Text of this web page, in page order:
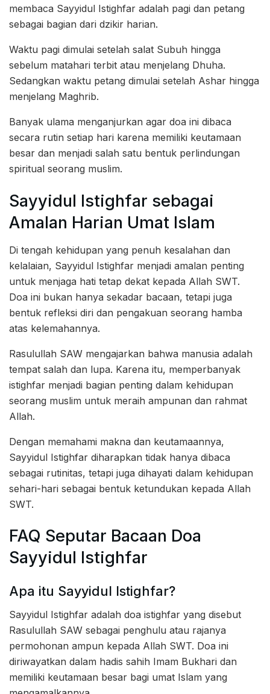
membaca Sayyidul Istighfar adalah pagi dan petang
sebagai bagian dari dzikir harian.
Waktu pagi dimulai setelah salat Subuh hingga
sebelum matahari terbit atau menjelang Dhuha.
Sedangkan waktu petang dimulai setelah Ashar hingga
menjelang Maghrib.
Banyak ulama menganjurkan agar doa ini dibaca
secara rutin setiap hari karena memiliki keutamaan
besar dan menjadi salah satu bentuk perlindungan
spiritual seorang muslim.
Sayyidul Istighfar sebagai
Amalan Harian Umat Islam
Di tengah kehidupan yang penuh kesalahan dan
kelalaian, Sayyidul Istighfar menjadi amalan penting
untuk menjaga hati tetap dekat kepada Allah SWT.
Doa ini bukan hanya sekadar bacaan, tetapi juga
bentuk refleksi diri dan pengakuan seorang hamba
atas kelemahannya.
Rasulullah SAW mengajarkan bahwa manusia adalah
tempat salah dan lupa. Karena itu, memperbanyak
istighfar menjadi bagian penting dalam kehidupan
seorang muslim untuk meraih ampunan dan rahmat
Allah.
Dengan memahami makna dan keutamaannya,
Sayyidul Istighfar diharapkan tidak hanya dibaca
sebagai rutinitas, tetapi juga dihayati dalam kehidupan
sehari-hari sebagai bentuk ketundukan kepada Allah
SWT.
FAQ Seputar Bacaan Doa
Sayyidul Istighfar
Apa itu Sayyidul Istighfar?
Sayyidul Istighfar adalah doa istighfar yang disebut
Rasulullah SAW sebagai penghulu atau rajanya
permohonan ampun kepada Allah SWT. Doa ini
diriwayatkan dalam hadis sahih Imam Bukhari dan
memiliki keutamaan besar bagi umat Islam yang